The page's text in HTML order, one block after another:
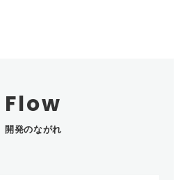
Flow
開発のながれ